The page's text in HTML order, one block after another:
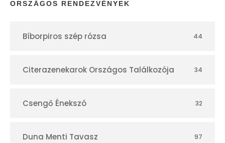
r
ORSZÁGOS RENDEZVÉNYEK
Bíborpiros szép rózsa 44
Citerazenekarok Országos Találkozója 34
Csengő Énekszó 32
Duna Menti Tavasz 97